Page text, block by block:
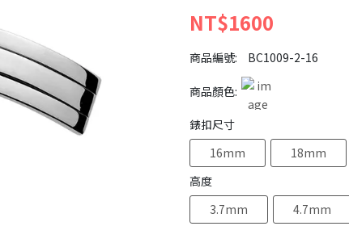
NT$1600
商品編號: BC1009-2-16
商品顏色:
錶扣尺寸
16mm
18mm
高度
3.7mm
4.7mm